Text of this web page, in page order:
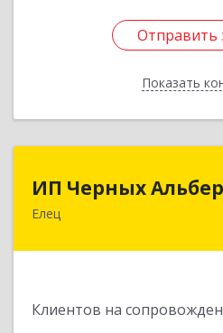
Отправить
Показать
Отправить
Назад
ИП Черных
Елец
Клиентов на
ИП Черных
399771, Липецкая обл,